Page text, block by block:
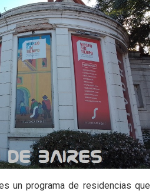
un programa de residencias que